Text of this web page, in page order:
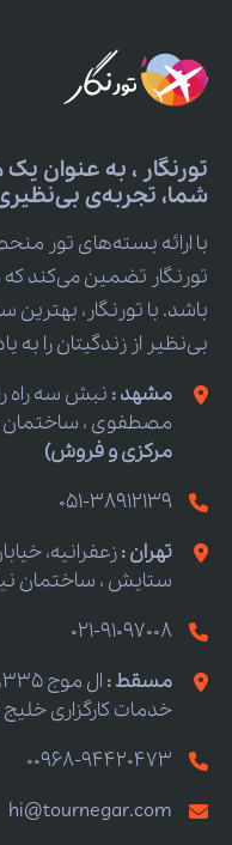
تورنگار ، به عنوان
شما، تجربه‌ی
با ارائه بسته‌های تور
تورنگار تضمین می‌کند
باشد. با تورنگار، بهترین
بی‌نظیر از زندگیتان را به
مشهد : نبش سه راه
مصطفوی ، ساختمان میلاد
مرکزی و فروش)
051-38912139
تهران :زعفرانیه،
ستایش ، ساختمان
021-91097008
مسقط :
خدمات کارگزاری
00968-94420473
hi@tournegar.com